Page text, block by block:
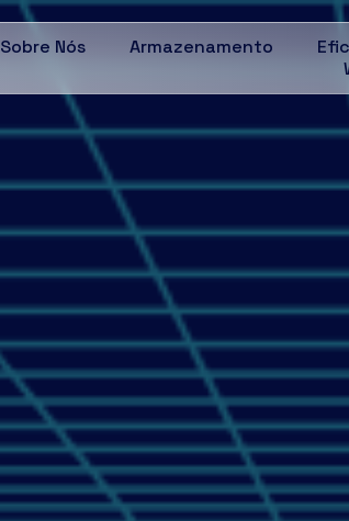
Sobre Nós Armazenamento